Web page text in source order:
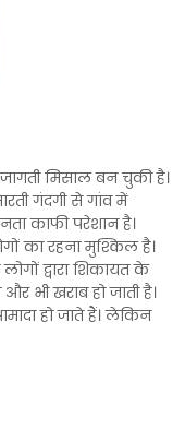
मिसाल बन चुकी है।
गंदगी से गांव में
काफी परेशान है।
का रहना मुश्किल है।
द्वारा शिकायत के
भी खराब हो जाती है।
हो जाते हैं। लेकिन